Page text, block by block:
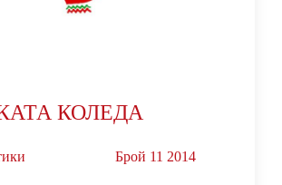
КОЛЕДА
Брой 11 2014